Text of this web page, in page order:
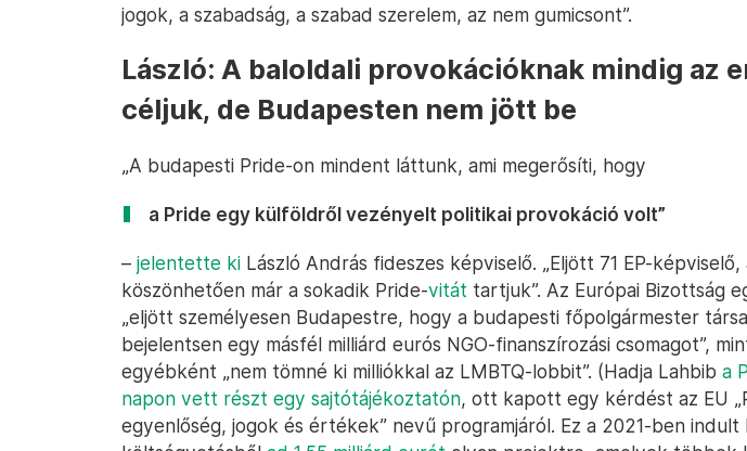
jogok, a szabadság, a szabad szerelem, az nem gumicsont”.
László: A baloldali provokációknak mindig az
céljuk, de Budapesten nem jött be
„A budapesti Pride-on mindent láttunk, ami megerősíti, hogy
a Pride egy külföldről vezényelt politikai provokáció volt”
– jelentette ki László András fideszes képviselő. „Eljött 71 EP-
köszönhetően már a sokadik Pride-vitát tartjuk”. Az Európai Bizottság
„eljött személyesen Budapestre, hogy a budapesti főpolgármester
bejelentsen egy másfél milliárd eurós NGO-finanszírozási csomagot”,
egyébként „nem tömné ki milliókkal az LMBTQ-lobbit”. (Hadja Lahbib a
napon vett részt egy sajtótájékoztatón, ott kapott egy kérdést az EU
egyenlőség, jogok és értékek” nevű programjáról. Ez a 2021-ben indult